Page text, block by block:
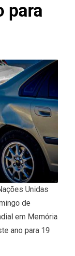
para
Unidas
de
em Memória
ano para 19